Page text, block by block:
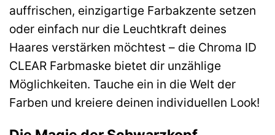
auffrischen, einzigartige Farbakzente setzen
oder einfach nur die Leuchtkraft deines
Haares verstärken möchtest – die Chroma ID
CLEAR Farbmaske bietet dir unzählige
Möglichkeiten. Tauche ein in die Welt der
Farben und kreiere deinen individuellen Look!